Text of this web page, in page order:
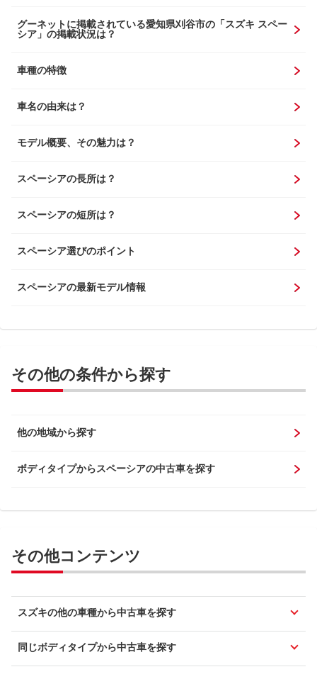
グーネットに掲載されている愛知県刈谷市の「スズキ スペー
シア」の掲載状況は？
車種の特徴
車名の由来は？
モデル概要、その魅力は？
スペーシアの長所は？
スペーシアの短所は？
スペーシア選びのポイント
スペーシアの最新モデル情報
その他の条件から探す
他の地域から探す
ボディタイプからスペーシアの中古車を探す
その他コンテンツ
スズキの他の車種から中古車を探す
同じボディタイプから中古車を探す